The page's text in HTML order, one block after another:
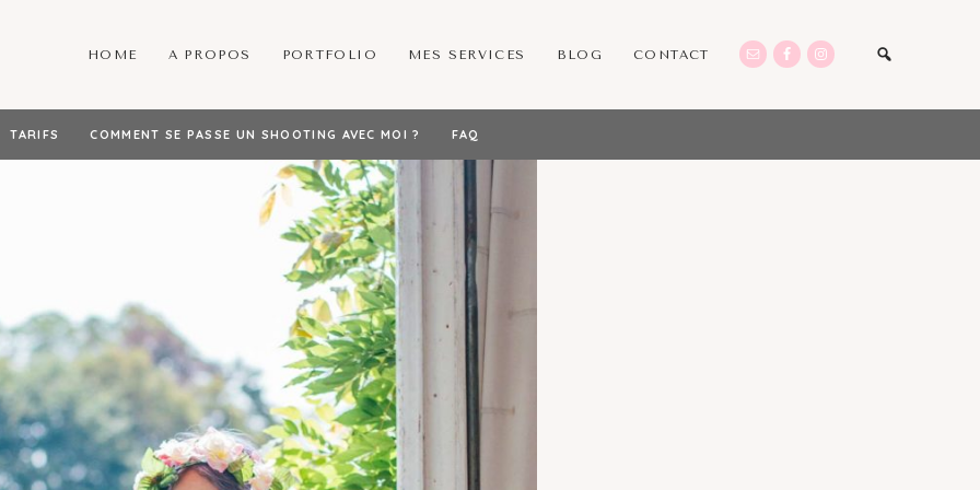
HOME A PROPOS PORTFOLIO MES SERVICES BLOG CONTACT
TARIFS COMMENT SE PASSE UN SHOOTING AVEC MOI ? FAQ